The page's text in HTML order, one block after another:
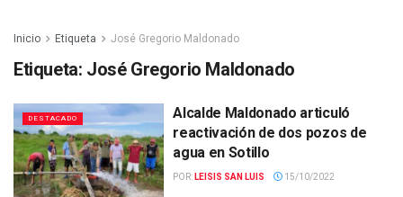
Inicio Etiqueta José Gregorio Maldonado
Etiqueta: José Gregorio Maldonado
DESTACADO
Alcalde Maldonado articuló
reactivación de dos pozos de
agua en Sotillo
POR: LEISIS SAN LUIS 15/10/2022